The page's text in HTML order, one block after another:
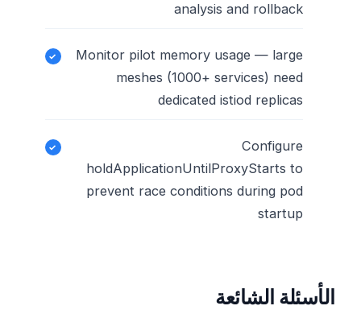
analysis and rollback
Monitor pilot memory usage — large
meshes (1000+ services) need
dedicated istiod replicas
Configure
holdApplicationUntilProxyStarts to
prevent race conditions during pod
startup
الأسئلة الشائعة